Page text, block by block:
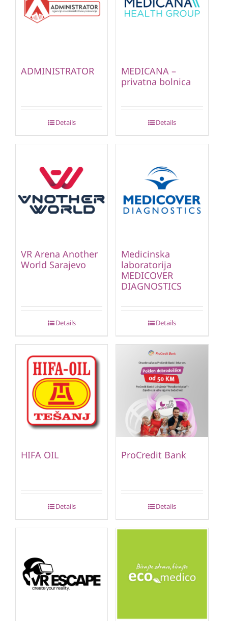
ADMINISTRATOR
Details
MEDICANA –
privatna bolnica
Details
VR Arena Another
World Sarajevo
Details
Medicinska
laboratorija
MEDICOVER
DIAGNOSTICS
Details
HIFA OIL
Details
ProCredit Bank
Details